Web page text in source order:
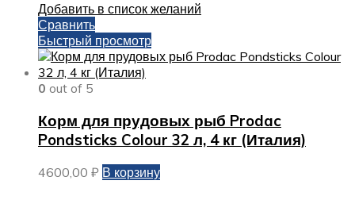
Добавить в список желаний
Сравнить
Быстрый просмотр
0 out of 5
Корм для прудовых рыб Prodac
Pondsticks Colour 32 л, 4 кг (Италия)
4600,00 ₽ В корзину